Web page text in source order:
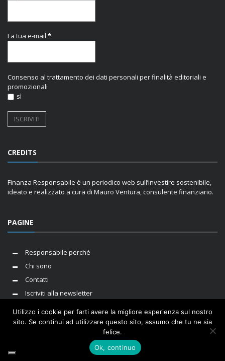
La tua e-mail *
Consenso al trattamento dei dati personali per finalità editoriali e
promozionali
sì
CREDITS
Finanza Responsabile è un periodico web sull’investire sostenibile,
ideato e realizzato a cura di Mauro Ventura, consulente finanziario.
PAGINE
Responsabile perché
Chi sono
Contatti
Iscriviti alla newsletter
Cookie Policy
Utilizzo i cookie per farti avere la migliore esperienza sul nostro
sito. Se continui ad utilizzare questo sito, assumo che tu ne sia
felice.
Ok, continuo
I cookie ci aiutano ad erogare servizi di qualità. Utilizzando i
nostri servizi, l'utente accetta le nostre modalità d'uso dei
cookie.
OK